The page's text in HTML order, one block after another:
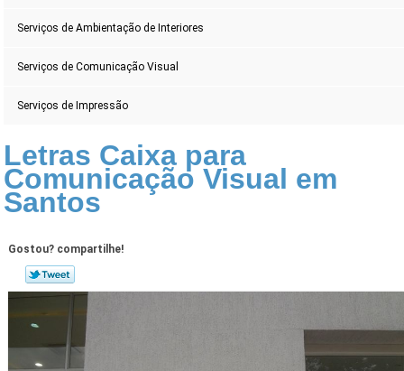
Serviços de Ambientação de Interiores
Serviços de Comunicação Visual
Serviços de Impressão
Letras Caixa para
Comunicação Visual em
Santos
Gostou? compartilhe!